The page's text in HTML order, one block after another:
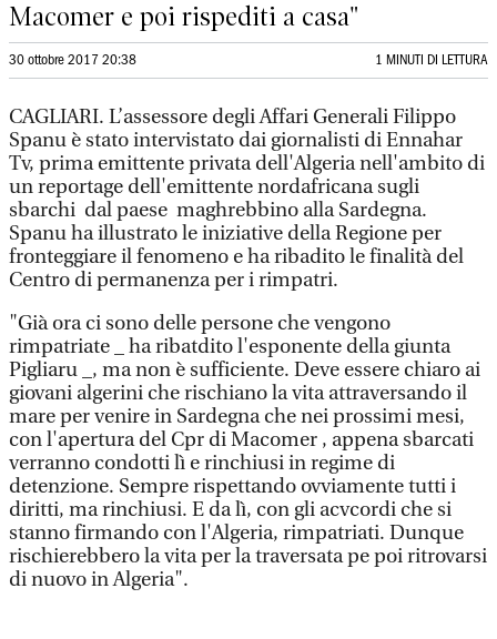
Macomer e poi rispediti a casa"
30 ottobre 2017 20:38 1 MINUTI DI LETTURA
CAGLIARI. L’assessore degli Affari Generali Filippo
Spanu è stato intervistato dai giornalisti di Ennahar
Tv, prima emittente privata dell'Algeria nell'ambito di
un reportage dell'emittente nordafricana sugli
sbarchi dal paese maghrebbino alla Sardegna.
Spanu ha illustrato le iniziative della Regione per
fronteggiare il fenomeno e ha ribadito le finalità del
Centro di permanenza per i rimpatri.
"Già ora ci sono delle persone che vengono
rimpatriate _ ha ribatdito l'esponente della giunta
Pigliaru _, ma non è sufficiente. Deve essere chiaro ai
giovani algerini che rischiano la vita attraversando il
mare per venire in Sardegna che nei prossimi mesi,
con l'apertura del Cpr di Macomer , appena sbarcati
verranno condotti lì e rinchiusi in regime di
detenzione. Sempre rispettando ovviamente tutti i
diritti, ma rinchiusi. E da lì, con gli acvcordi che si
stanno firmando con l'Algeria, rimpatriati. Dunque
rischierebbero la vita per la traversata pe poi ritrovarsi
di nuovo in Algeria".